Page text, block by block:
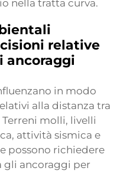
nella tratta curva.
relative
ancoraggi
in modo
alla distanza tra
molli, livelli
attività sismica e
possono richiedere
gli ancoraggi per